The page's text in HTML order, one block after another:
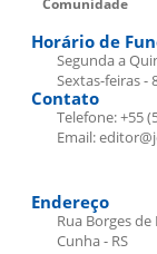
Horário de
Segunda a
Sextas-feiras -
Contato
Telefone: +55
Email:
Endereço
Rua Borges
Cunha - RS